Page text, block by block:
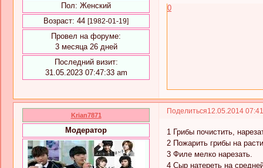
Пол: Женский
Возраст: 44 [1982-01-19]
Провел на форуме:
3 месяца 26 дней
Последний визит:
31.05.2023 07:47:33 am
0
Поделиться12.05.2014
Krian7871
Модератор
1 Грибы почистить,
2 Пожарить грибы на
3 Филе мелко нарезать.
4 Сыр натереть на